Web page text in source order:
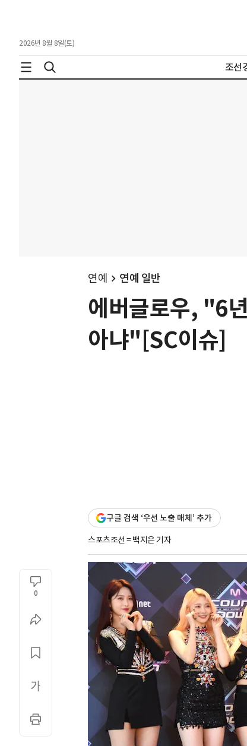
2026년 8월 8일(토)
조선
연예 연예 일반
에버글로우, "6
아냐"[SC이슈]
구글 검색 ‘우선 노출 매체’ 추가
스포츠조선 = 백지은 기자
0